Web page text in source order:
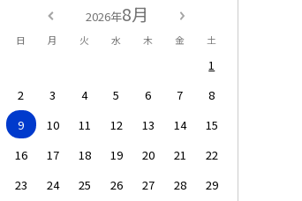
2026年8月
日 月 火 水 木 金 土
1
2
3 4 5 6 7
8
9
10 11 12 13 14
15
16
17 18 19 20 21
22
23
24 25 26 27 28
29